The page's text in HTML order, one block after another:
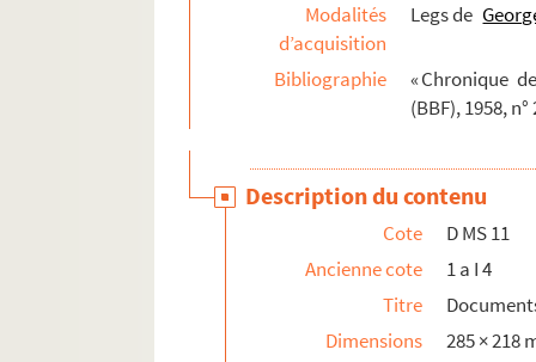
Modalités
d’acquisition
Legs de
Bibliographie
« Chronique
(BBF), 1958,
Description du contenu
Cote
D MS 11
Ancienne cote
1 a I 4
Titre
Dimensions
285 × 218